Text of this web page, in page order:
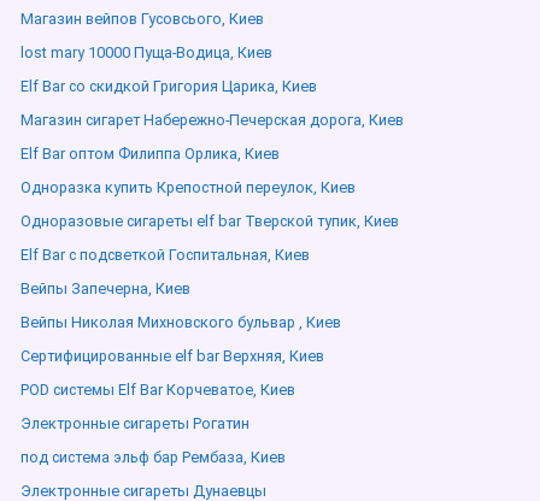
Магазин вейпов Гусовсього, Киев
lost mary 10000 Пуща-Водица, Киев
Elf Bar со скидкой Григория Царика, Киев
Магазин сигарет Набережно-Печерская дорога, Киев
Elf Bar оптом Филиппа Орлика, Киев
Одноразка купить Крепостной переулок, Киев
Одноразовые сигареты elf bar Тверской тупик, Киев
Elf Bar с подсветкой Госпитальная, Киев
Вейпы Запечерна, Киев
Вейпы Николая Михновского бульвар , Киев
Сертифицированные elf bar Верхняя, Киев
POD системы Elf Bar Корчеватое, Киев
Электронные сигареты Рогатин
под система эльф бар Рембаза, Киев
Электронные сигареты Дунаевцы